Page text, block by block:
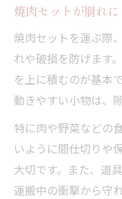
焼肉セットが崩れ
焼肉セットを運ぶ際
れや破損を防げます
を上に積むのが基本
動きやすい小物は、
特に肉や野菜などの
いように間仕切りや
大切です。また、道
運搬中の衝撃から守れ